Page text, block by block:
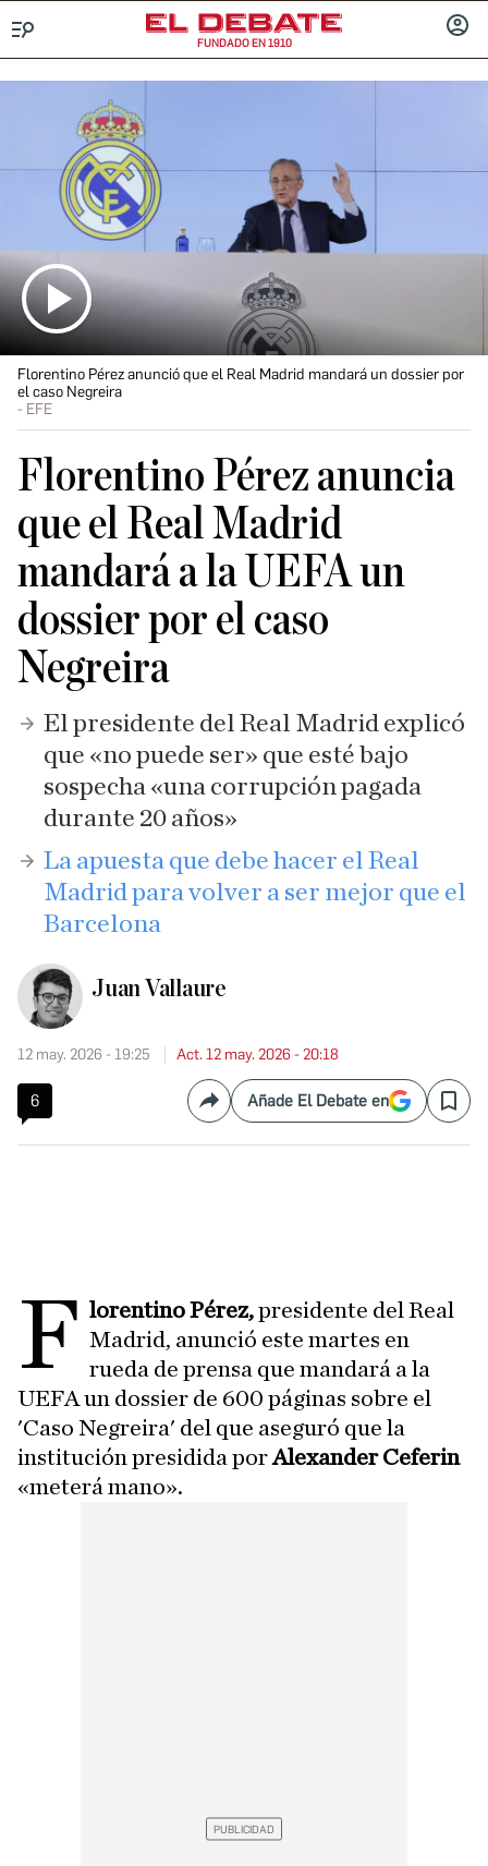
FUNDADO EN 1910
Florentino Pérez anunció que el Real Madrid mandará un dossier por
el caso Negreira
EFE
Florentino Pérez anuncia
que el Real Madrid
mandará a la UEFA un
dossier por el caso
Negreira
El presidente del Real Madrid explicó
que «no puede ser» que esté bajo
sospecha «una corrupción pagada
durante 20 años»
La apuesta que debe hacer el Real
Madrid para volver a ser mejor que el
Barcelona
Juan Vallaure
12 may. 2026 - 19:25 Act. 12 may. 2026 - 20:18
6 CompartirAñade El Debate en Save
F lorentino Pérez,presidente del Real
Madrid, anunció este martes en
rueda de prensa que mandará a la
UEFA un dossier de 600 páginas sobre el
'Caso Negreira' del que aseguró que la
institución presidida porAlexander Ceferin
«meterá mano».